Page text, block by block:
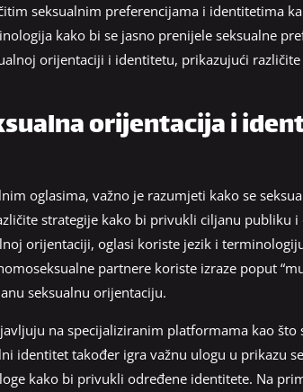
seksualnim preferencijama i identitetima
kako bi se jasno prenijele seksualne
orijentaciji i identitetu, prikazujući različite
orijentacija i
oglasima, važno je razumjeti kako se
strategije kako bi privukli ciljanu publiku
orijentaciji, oglasi koriste jezik i
partnere koriste izraze poput
seksualnu orijentaciju.
na specijaliziranim platformama kao
identitet također igra važnu ulogu u prikazu
kako bi privukli određene identitete. Na